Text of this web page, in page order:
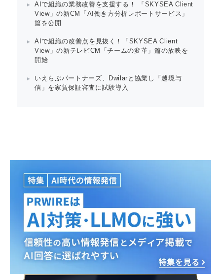
AIで組織の業務改善を支援する！ 「SKYSEA Client
View」の新CM「AI働き方分析レポートサービス」
篇を公開
AIで組織の改善点を見抜く！「SKYSEA Client
View」の新テレビCM「チームの変革」篇の放映を
開始
いえらぶパートナーズ、Dwilarと協業し「越境与
信」を家賃保証審査に試験導入